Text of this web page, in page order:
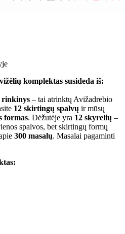
komplektas susideda iš:
rinkinys – tai atrinktų Avižadrebio
12 skirtingų spalvų ir mūsų
formas. Dėžutėje yra 12 skyrelių –
spalvos, bet skirtingų formų
300 masalų. Masalai pagaminti